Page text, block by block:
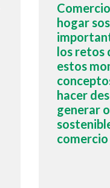
hogar
los retos
estos
hacer
generar